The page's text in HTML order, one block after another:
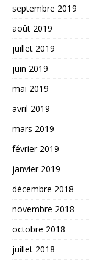
septembre 2019
août 2019
juillet 2019
juin 2019
mai 2019
avril 2019
mars 2019
février 2019
janvier 2019
décembre 2018
novembre 2018
octobre 2018
juillet 2018